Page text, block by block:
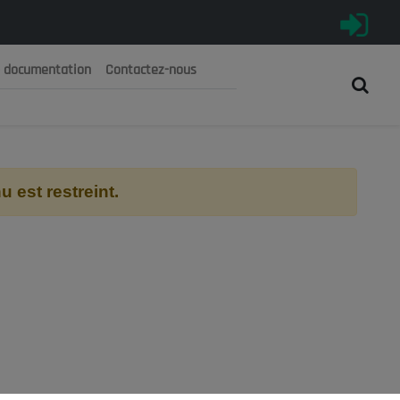
الجزائرية الديمقراطية الشعبية
documentation Contactez-nous
est restreint.